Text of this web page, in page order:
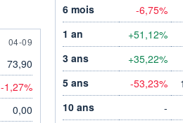
4 SEPTEMBER
04-09
73,90
-1,27%
0,00
6 mois
-6,75%
1 an
+51,12%
3 ans
+35,22%
5 ans
-53,23%
10 ans
-